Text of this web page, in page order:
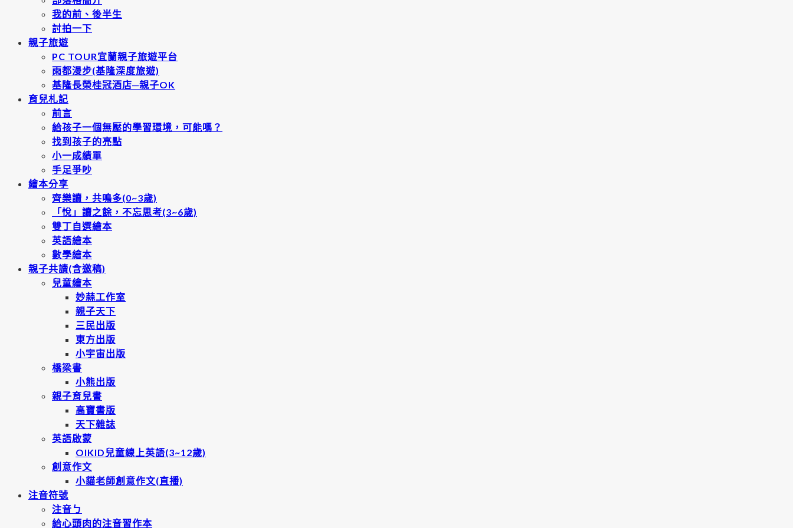
我的前、後半生
討拍一下
親子旅遊
PC TOUR宜蘭親子旅遊平台
雨都漫步(基隆深度旅遊)
基隆長榮桂冠酒店─親子OK
育兒札記
前言
給孩子一個無壓的學習環境，可能嗎？
找到孩子的亮點
小一成績單
手足爭吵
繪本分享
齊樂讀，共鳴多(0~3歲)
「悅」讀之餘，不忘思考(3~6歲)
雙丁自選繪本
英語繪本
數學繪本
親子共讀(含邀稿)
兒童繪本
妙蒜工作室
親子天下
三民出版
東方出版
小宇宙出版
橋梁書
小熊出版
親子育兒書
高寶書版
天下雜誌
英語啟蒙
OIKID兒童線上英語(3~12歲)
創意作文
小貓老師創意作文(直播)
注音符號
注音ㄅ
給心頭肉的注音習作本